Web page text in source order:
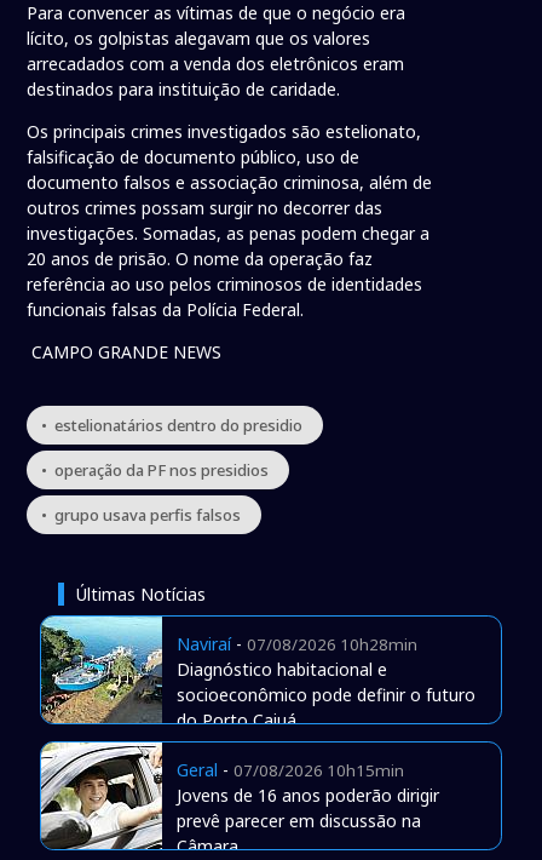
Para convencer as vítimas de que o negócio era
lícito, os golpistas alegavam que os valores
arrecadados com a venda dos eletrônicos eram
destinados para instituição de caridade.
Os principais crimes investigados são estelionato,
falsificação de documento público, uso de
documento falsos e associação criminosa, além de
outros crimes possam surgir no decorrer das
investigações. Somadas, as penas podem chegar a
20 anos de prisão. O nome da operação faz
referência ao uso pelos criminosos de identidades
funcionais falsas da Polícia Federal.
CAMPO GRANDE NEWS
• estelionatários dentro do presidio
• operação da PF nos presidios
• grupo usava perfis falsos
Últimas Notícias
Naviraí- 07/08/2026 10h28min
Diagnóstico habitacional e
socioeconômico pode definir o futuro
do Porto Caiuá
Geral - 07/08/2026 10h15min
Jovens de 16 anos poderão dirigir
prevê parecer em discussão na
Câmara